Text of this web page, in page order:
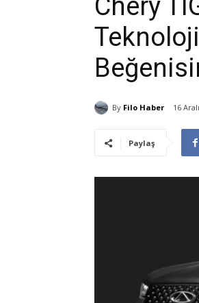
Chery
By Filo Haber 16
Paylaş